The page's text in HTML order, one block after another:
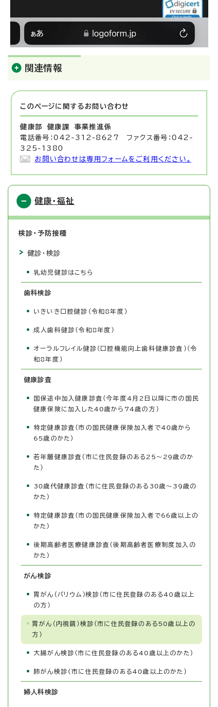
関連情報
このページに関する お問い合わせ
健康部 健康課 事業推進係
電話番号：042-312-8627 ファクス番号：042-
325-1380
お問い合わせは専用フォームをご利用ください。
健康・福祉
検診・予防接種
健診・検診
乳幼児健診はこちら
歯科検診
いきいき口腔健診（令和8年度）
成人歯科健診（令和8年度）
オーラルフレイル健診（口腔機能向上歯科健康診査）（令
和8年度）
健康診査
国保途中加入健康診査（今年度4月2日以降に市の国民
健康保険に加入した40歳から74歳の方）
特定健康診査（市の国民健康保険加入者で40歳から
65歳のかた）
若年層健康診査（市に住民登録のある25～29歳のか
た）
30歳代健康診査（市に住民登録のある30歳～39歳の
かた）
特定健康診査（市の国民健康保険加入者で66歳以上の
かた）
後期高齢者医療健康診査（後期高齢者医療制度加入の
かた）
がん検診
胃がん（バリウム）検診（市に住民登録のある40歳以上
の方）
胃がん（内視鏡）検診（市に住民登録のある50歳以上の
方）
大腸がん検診（市に住民登録のある40歳以上のかた）
肺がん検診(市に住民登録のある40歳以上のかた）
婦人科検診